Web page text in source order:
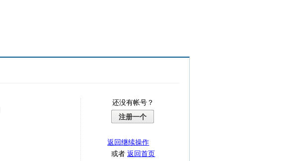
还没有帐号？
注册一个
返回继续操作
或者返回首页